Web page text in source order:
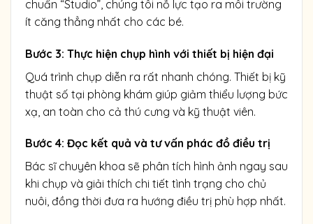
chuẩn “Studio”, chúng tôi nỗ lực tạo ra môi trường
ít căng thẳng nhất cho các bé.
Bước 3: Thực hiện chụp hình với thiết bị hiện đại
Quá trình chụp diễn ra rất nhanh chóng. Thiết bị kỹ
thuật số tại phòng khám giúp giảm thiểu lượng bức
xạ, an toàn cho cả thú cưng và kỹ thuật viên.
Bước 4: Đọc kết quả và tư vấn phác đồ điều trị
Bác sĩ chuyên khoa sẽ phân tích hình ảnh ngay sau
khi chụp và giải thích chi tiết tình trạng cho chủ
nuôi, đồng thời đưa ra hướng điều trị phù hợp nhất.